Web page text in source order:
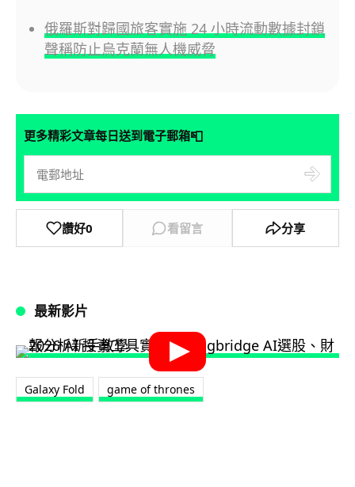
俄羅斯對歸國旅客實施 24 小時流動數據封鎖
聲稱防止烏克蘭無人機威脅
更多精彩文章每日送到電子郵箱📮
讚好0 看留言 分享
最新影片
Galaxy Fold game of thrones